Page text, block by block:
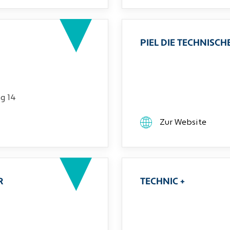
14
PIEL DIE
Zur Website
TECHNIC +